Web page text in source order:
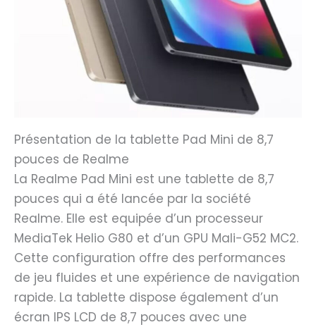
Présentation de la tablette Pad Mini de 8,7
pouces de Realme
La Realme Pad Mini est une tablette de 8,7
pouces qui a été lancée par la société
Realme. Elle est equipée d’un processeur
MediaTek Helio G80 et d’un GPU Mali-G52 MC2.
Cette configuration offre des performances
de jeu fluides et une expérience de navigation
rapide. La tablette dispose également d’un
écran IPS LCD de 8,7 pouces avec une